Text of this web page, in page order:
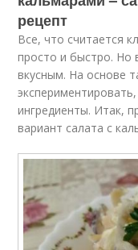
рецепт
Все, что считается
просто и быстро. Но
вкусным. На основе
ингредиенты. Итак,
вариант салата с